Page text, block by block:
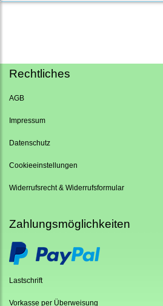
Rechtliches
AGB
Impressum
Datenschutz
Cookieeinstellungen
Widerrufsrecht & Widerrufsformular
Zahlungsmöglichkeiten
Lastschrift
Vorkasse per Überweisung